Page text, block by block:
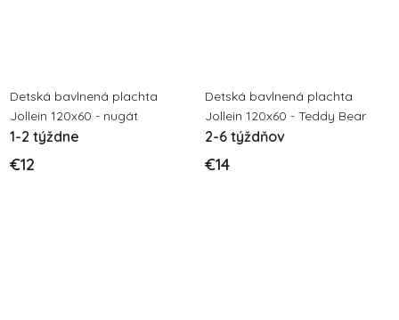
Detská bavlnená plachta
Jollein 120x60 - nugát
1-2 týždne
€12
Detská bavlnená plachta
Jollein 120x60 - Teddy Bear
2-6 týždňov
€14